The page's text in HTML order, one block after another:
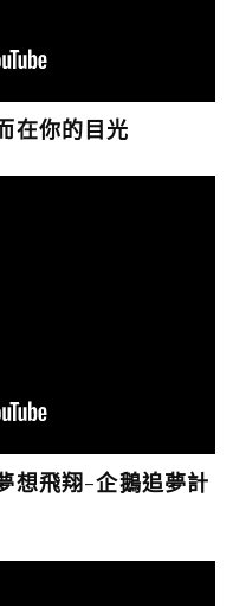
在你的目光
想飛翔-企鵝追夢計